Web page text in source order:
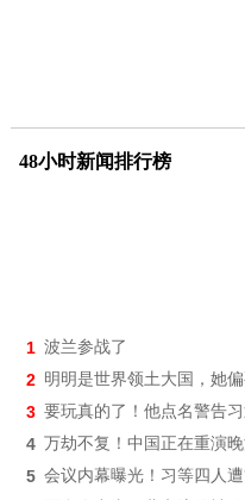
48小时新闻排行榜
1 波兰参战了
2 明明是世界领土大国，她
3 要玩真的了！他点名警告
4 万劫不复！中国正在重演
5 会议内幕曝光！习等四人遭